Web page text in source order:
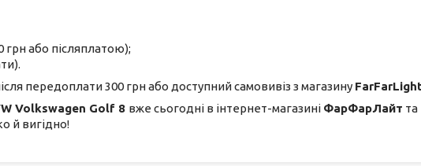
або післяплатою);
передоплати 300 грн або доступний самовивіз з магазину
Volkswagen Golf 8 вже сьогодні в інтернет-магазині ФарФарЛайт та
й вигідно!